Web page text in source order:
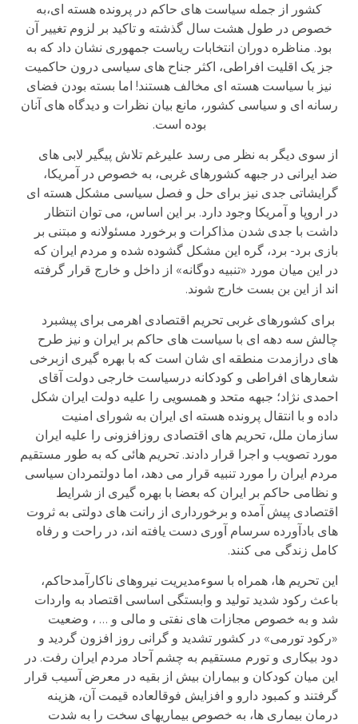
کشور از جمله سیاست های حاکم در پرونده هسته ای،به
خصوص در طول هشت سال گذشته و تاکید بر لزوم تغییر آن
بود. مناظره دوران انتخابات ریاست جمهوری نشان داد که به
جز یک اقلیت افراطی، اکثر جناح های سیاسی درون حاکمیت
نیز با سیاست هسته ای مخالف هستند! اما بسته بودن فضای
رسانه ای و سیاسی کشور، مانع بیان نظرات و دیدگاه های آنان
بوده است.
از سوی دیگر به نظر می رسد علیرغم تلاش پیگیر لابی های
ضد ایرانی در جبهه کشورهای غربی، به خصوص در آمریکا،
گرایشاتی جدی نیز برای حل و فصل سیاسی مشکل هسته ای
در اروپا و آمریکا وجود دارد. بر این اساس، می توان انتظار
داشت با جدی شدن مذاکرات و برخورد مسئولانه و مبتنی بر
بازی برد- برد، گره این مشکل گشوده شده و مردم ایران که
در این میان مورد «تنبیه دوگانه» از داخل و خارج قرار گرفته
اند از این بن بست خارج شوند.
برای کشورهای غربی تحریم اقتصادی اهرمی برای پیشبرد
چالش سه دهه ای با سیاست های حاکم بر ایران و نیز طرح
های درازمدت منطقه ای شان است که با بهره گیری ازبرخی
شعارهای افراطی و کودکانه درسیاست خارجی دولت آقای
احمدی نژاد؛ جبهه متحد و همسویی را علیه دولت ایران شکل
داده و با انتقال پرونده هسته ای ایران به شورای امنیت
سازمان ملل، تحریم های اقتصادی روزافزونی را علیه ایران
مورد تصویب و اجرا قرار دادند. تحریم هائی که به طور مستقیم
مردم ایران را مورد تنبیه قرار می دهد، اما دولتمردان سیاسی
و نظامی حاکم بر ایران که بعضا با بهره گیری از شرایط
اقتصادی پیش آمده و برخورداری از رانت های دولتی به ثروت
های بادآورده سرسام آوری دست یافته اند، در راحت و رفاه
کامل زندگی می کنند.
این تحریم ها، همراه با سوءمدیریت نیروهای ناکارآمدحاکم،
باعث رکود شدید تولید و وابستگی اساسی اقتصاد به واردات
شد و به خصوص مجازات های نفتی و مالی و … ، وضعیت
«رکود تورمی» در کشور تشدید و گرانی روز افزون گردید و
دود بیکاری و تورم مستقیم به چشم آحاد مردم ایران رفت. در
این میان کودکان و بیماران بیش از بقیه در معرض آسیب قرار
گرفتند و کمبود دارو و افزایش فوقالعاده قیمت آن، هزینه
درمان بیماری ها، به خصوص بیماریهای سخت را به شدت